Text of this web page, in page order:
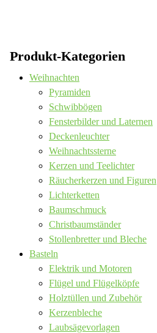
Produkt-Kategorien
Weihnachten
Pyramiden
Schwibbögen
Fensterbilder und Laternen
Deckenleuchter
Weihnachtssterne
Kerzen und Teelichter
Räucherkerzen und Figuren
Lichterketten
Baumschmuck
Christbaumständer
Stollenbretter und Bleche
Basteln
Elektrik und Motoren
Flügel und Flügelköpfe
Holztüllen und Zubehör
Kerzenbleche
Laubsägevorlagen